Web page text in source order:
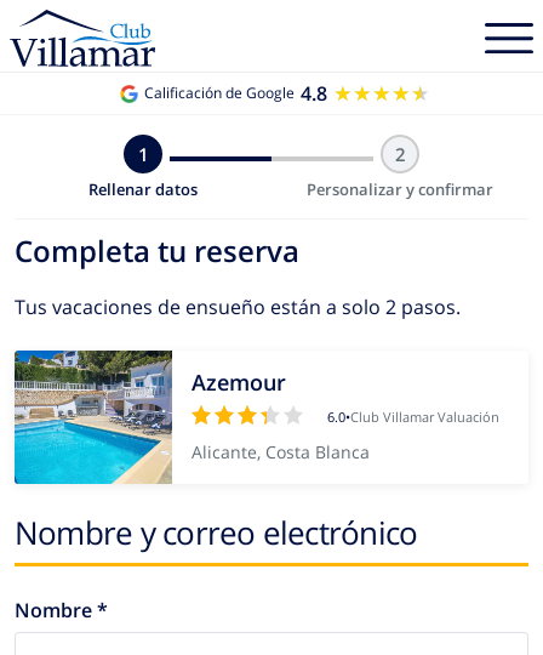
Calificación de Google 4.8 ★★★★★
★★★★★
1
Rellenar datos
2
Personalizar y confirmar
Completa tu reserva
Tus vacaciones de ensueño están a solo 2 pasos.
Azemour
6.0•Club Villamar Valuación
Alicante, Costa Blanca
Nombre y correo electrónico
Nombre *